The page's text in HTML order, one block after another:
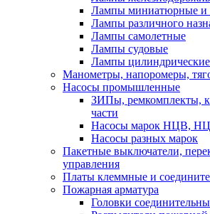
Лампы миниатюрные и
Лампы различного
Лампы самолетные
Лампы судовые
Лампы цилиндрические
Манометры, напоромеры,
Насосы промышленные
ЗИПы, ремкомплекты,
части
Насосы марок НЦВ,
Насосы разных марок
Пакетные выключатели,
управления
Платы клеммные и
Пожарная арматура
Головки